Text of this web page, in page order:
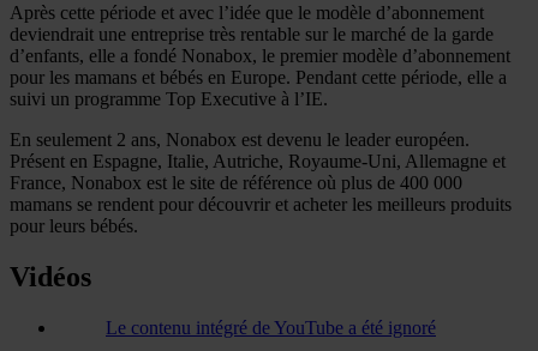
Après cette période et avec l’idée que le modèle d’abonnement
deviendrait une entreprise très rentable sur le marché de la garde
d’enfants, elle a fondé Nonabox, le premier modèle d’abonnement
pour les mamans et bébés en Europe. Pendant cette période, elle a
suivi un programme Top Executive à l’IE.
En seulement 2 ans, Nonabox est devenu le leader européen.
Présent en Espagne, Italie, Autriche, Royaume-Uni, Allemagne et
France, Nonabox est le site de référence où plus de 400 000
mamans se rendent pour découvrir et acheter les meilleurs produits
pour leurs bébés.
Vidéos
Le contenu intégré de YouTube a été ignoré